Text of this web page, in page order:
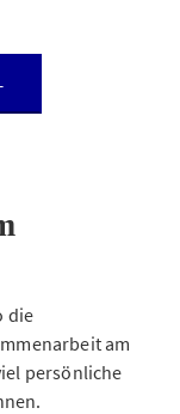
die
am
persönliche